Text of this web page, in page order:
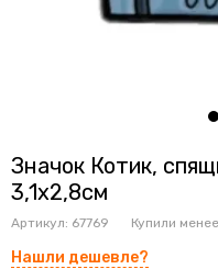
Значок Котик,
3,1х2,8см
Артикул: 67769 Купили
Нашли дешевле?